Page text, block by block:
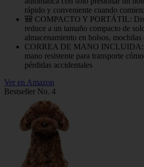
rápido y conveniente cuando
🎒 COMPACTO Y PORTÁTIL:
reduce a un tamaño compacto de
almacenamiento en bolsos, mochilas
CORREA DE MANO INCLUIDA:
mano resistente para transporte
pérdidas accidentales
Ver en Amazon
Bestseller No. 4